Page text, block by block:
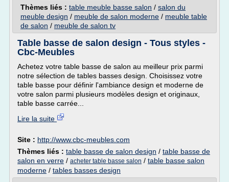
Thèmes liés : table meuble basse salon / salon du
meuble design / meuble de salon moderne / meuble table
de salon / meuble de salon tv
Table basse de salon design - Tous styles -
Cbc-Meubles
Achetez votre table basse de salon au meilleur prix parmi
notre sélection de tables basses design. Choisissez votre
table basse pour définir l'ambiance design et moderne de
votre salon parmi plusieurs modèles design et originaux,
table basse carrée...
Lire la suite
Site : http://www.cbc-meubles.com
Thèmes liés : table basse de salon design / table basse de
salon en verre / acheter table basse salon / table basse salon
moderne / tables basses design